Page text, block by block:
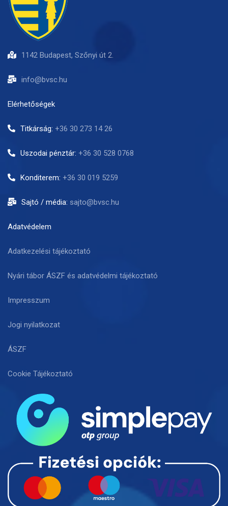
1142 Budapest, Szőnyi út 2.
info@bvsc.hu
Elérhetőségek
Titkárság: +36 30 273 14 26
Uszodai pénztár: +36 30 528 0768
Konditerem: +36 30 019 5259
Sajtó / média: sajto@bvsc.hu
Adatvédelem
Adatkezelési tájékoztató
Nyári tábor ÁSZF és adatvédelmi tájékoztató
Impresszum
Jogi nyilatkozat
ÁSZF
Cookie Tájékoztató